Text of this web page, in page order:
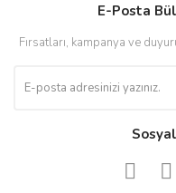
E-Posta
Fırsatları, kampanya ve